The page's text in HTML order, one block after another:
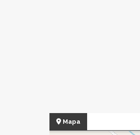
Mapa